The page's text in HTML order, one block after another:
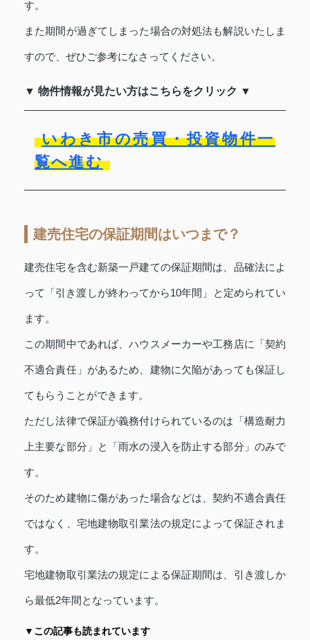
す。
また期間が過ぎてしまった場合の対処法も解説いたしま
すので、ぜひご参考になさってください。
▼ 物件情報が見たい方はこちらをクリック ▼
いわき市の売買・投資物件一
覧へ進む
建売住宅の保証期間はいつまで？
建売住宅を含む新築一戸建ての保証期間は、品確法によ
って「引き渡しが終わってから10年間」と定められてい
ます。
この期間中であれば、ハウスメーカーや工務店に「契約
不適合責任」があるため、建物に欠陥があっても保証し
てもらうことができます。
ただし法律で保証が義務付けられているのは「構造耐力
上主要な部分」と「雨水の浸入を防止する部分」のみで
す。
そのため建物に傷があった場合などは、契約不適合責任
ではなく、宅地建物取引業法の規定によって保証されま
す。
宅地建物取引業法の規定による保証期間は、引き渡しか
ら最低2年間となっています。
▼この記事も読まれています